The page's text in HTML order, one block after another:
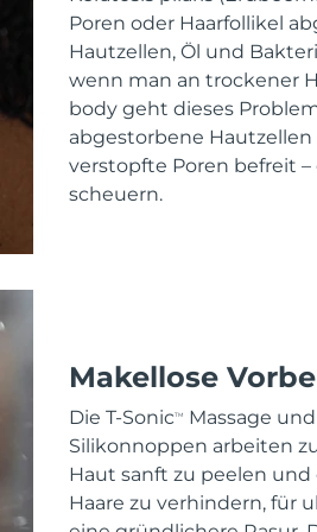
Poren oder Haarfollikel
Hautzellen, Öl und
wenn man an trockener
body geht dieses
abgestorbene
verstopfte Poren befreit
scheuern.
Makellose
Die T-SonicTM
Massage
Silikonnoppen arbeiten
Haut sanft zu peelen
Haare zu verhindern, für